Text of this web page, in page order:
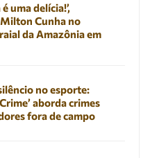
é uma delícia!’,
Cunha no
da Amazônia em
no esporte:
aborda crimes
fora de campo